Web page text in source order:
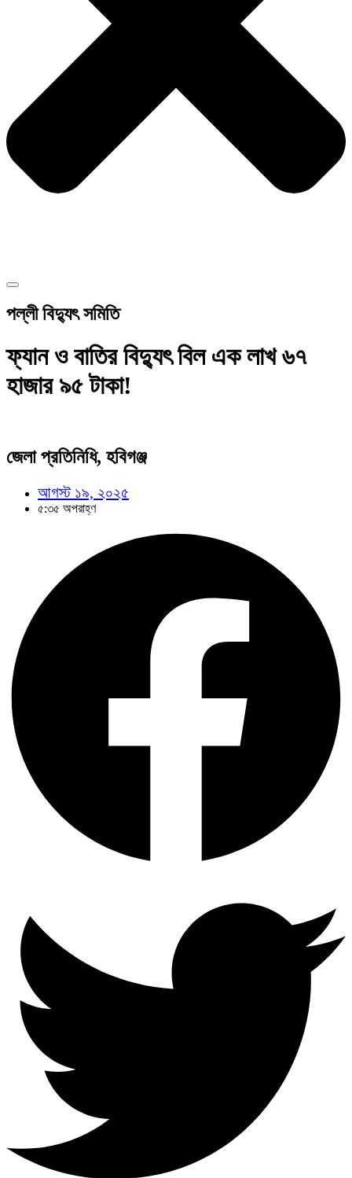
পল্লী বিদ্যুৎ সমিতি
ফ্যান ও বাতির বিদ্যুৎ বিল এক লাখ ৬৭
হাজার ৯৫ টাকা!
জেলা প্রতিনিধি, হবিগঞ্জ
আগস্ট ১৯, ২০২৫
৫:৩৫ অপরাহ্ণ